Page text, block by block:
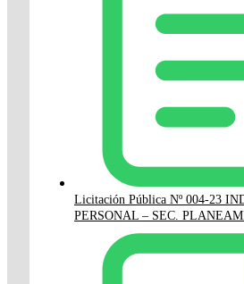
Licitación Pública Nº 004-23
PERSONAL – SEC.